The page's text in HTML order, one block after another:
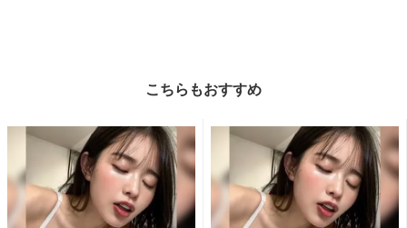
こちらもおすすめ